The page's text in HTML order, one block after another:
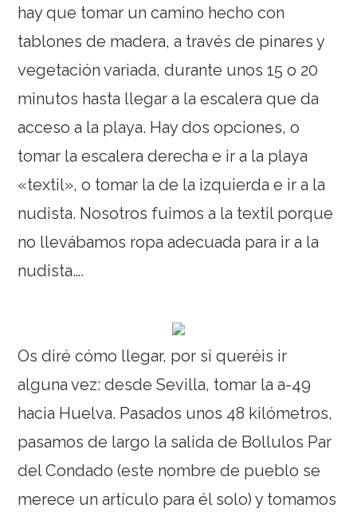
hay que tomar un camino hecho con
tablones de madera, a través de pinares y
vegetación variada, durante unos 15 o 20
minutos hasta llegar a la escalera que da
acceso a la playa. Hay dos opciones, o
tomar la escalera derecha e ir a la playa
«textil», o tomar la de la izquierda e ir a la
nudista. Nosotros fuimos a la textil porque
no llevábamos ropa adecuada para ir a la
nudista….
Os diré cómo llegar, por si queréis ir
alguna vez: desde Sevilla, tomar la a-49
hacia Huelva. Pasados unos 48 kilómetros,
pasamos de largo la salida de Bollulos Par
del Condado (este nombre de pueblo se
merece un artículo para él solo) y tomamos